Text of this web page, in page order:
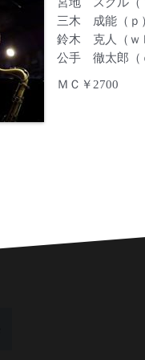
三木 成能（ｐ
鈴木 克人（ｗ
公手 徹太郎（
ＭＣ￥2700